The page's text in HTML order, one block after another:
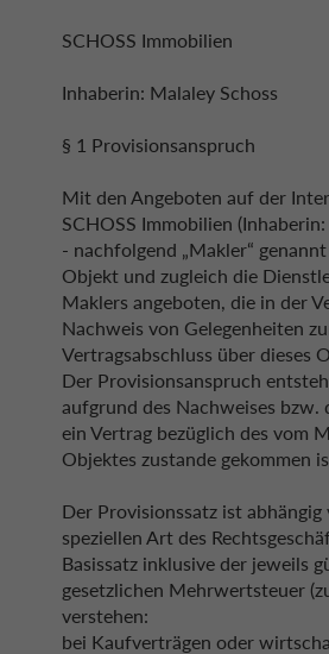
SCHOSS Immobilien
Inhaberin: Malaley Schoss
§ 1 Provisionsanspruch
Mit den Angeboten auf der
SCHOSS Immobilien
- nachfolgend „Makler“
Objekt und zugleich die
Maklers angeboten, die in der
Nachweis von Gelegenheiten
Vertragsabschluss über dieses
Der Provisionsanspruch
aufgrund des Nachweises bzw.
ein Vertrag bezüglich des vom
Objektes zustande gekommen
Der Provisionssatz ist abhängig
speziellen Art des
Basissatz inklusive der jeweils
gesetzlichen Mehrwertsteuer
verstehen:
bei Kaufverträgen oder